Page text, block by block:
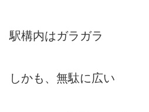
駅構内はガラガラ
しかも、無駄に広い